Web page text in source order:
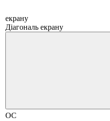
екрану
Діагональ екрану
ОС